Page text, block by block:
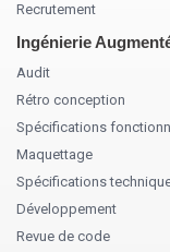
Recrutement
Ingénierie
Audit
Rétro conception
Spécifications
Maquettage
Spécifications
Développement
Revue de code